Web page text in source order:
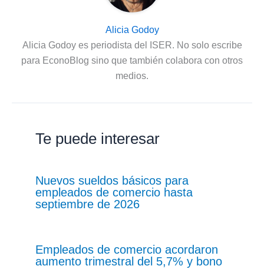
Alicia Godoy
Alicia Godoy es periodista del ISER. No solo escribe
para EconoBlog sino que también colabora con otros
medios.
Te puede interesar
Nuevos sueldos básicos para
empleados de comercio hasta
septiembre de 2026
Empleados de comercio acordaron
aumento trimestral del 5,7% y bono